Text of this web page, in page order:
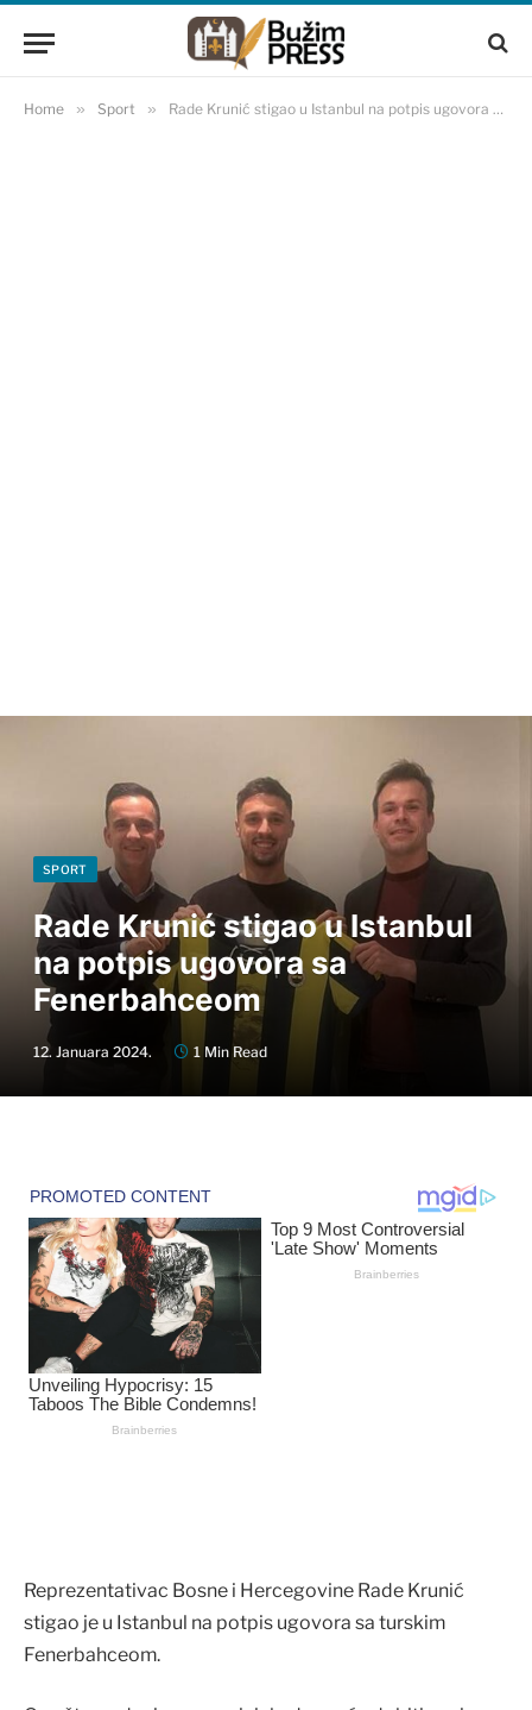
Home » Sport » Rade Krunić stigao u Istanbul na potpis ugovora sa Fenerbahceom
SPORT
Rade Krunić stigao u Istanbul
na potpis ugovora sa
Fenerbahceom
12. Januara 2024. 1 Min Read
Reprezentativac Bosne i Hercegovine Rade Krunić
stigao je u Istanbul na potpis ugovora sa turskim
Fenerbahceom.